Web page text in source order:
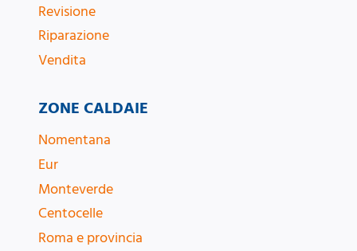
Revisione
Riparazione
Vendita
ZONE CALDAIE
Nomentana
Eur
Monteverde
Centocelle
Roma e provincia